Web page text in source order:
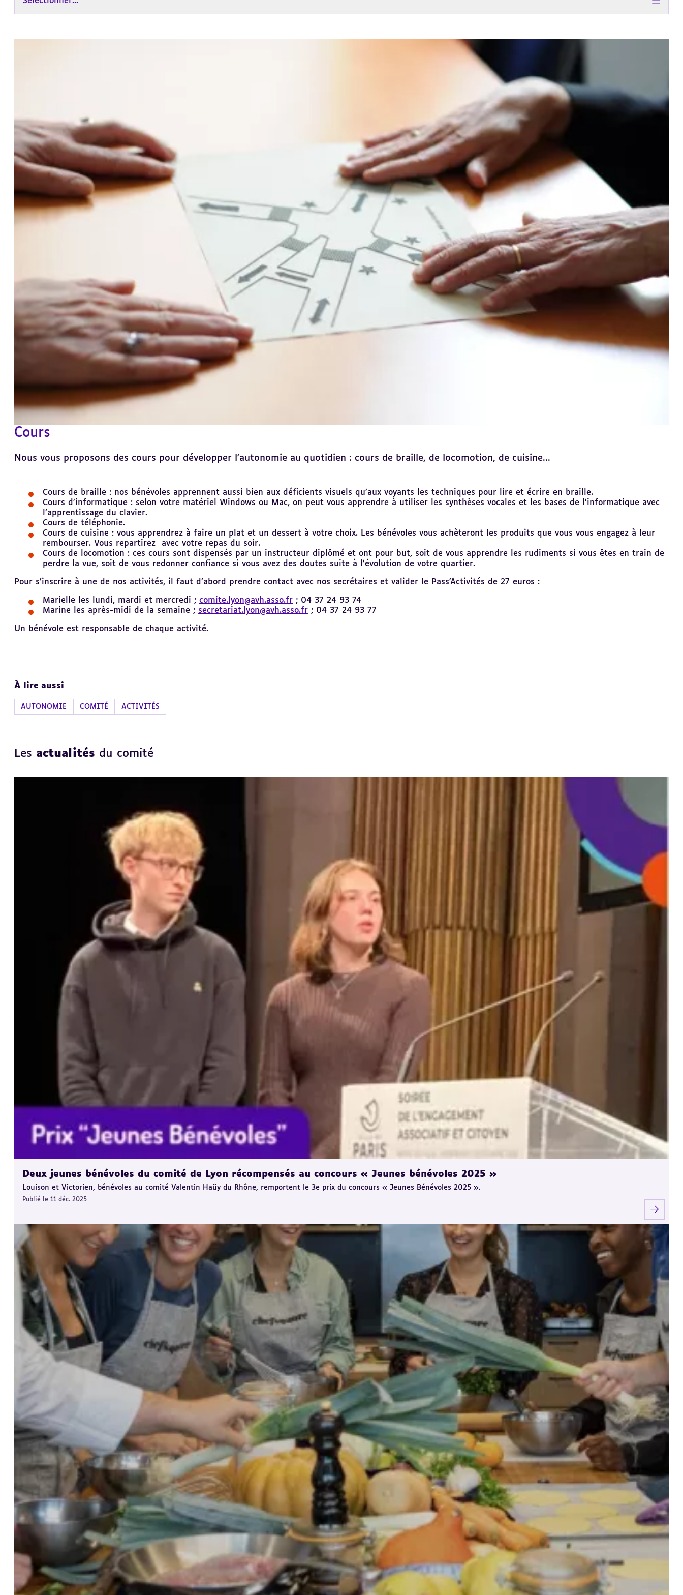
Cours
Nous vous proposons des cours pour développer l'autonomie au quotidien : cours de braille, de locomotion, de cuisine...
Cours de braille : nos bénévoles apprennent aussi bien aux déficients visuels qu’aux voyants les techniques pour lire et écrire en braille.
Cours d’informatique : selon votre matériel Windows ou Mac, on peut vous apprendre à utiliser les synthèses vocales et les bases de l’informatique avec
l’apprentissage du clavier.
Cours de téléphonie.
Cours de cuisine : vous apprendrez à faire un plat et un dessert à votre choix. Les bénévoles vous achèteront les produits que vous vous engagez à leur
rembourser. Vous repartirez
avec votre repas du soir.
Cours de locomotion : ces cours sont dispensés par un instructeur diplômé et ont pour but, soit de vous apprendre les rudiments si vous êtes en train de
perdre la vue, soit de vous redonner confiance si vous avez des doutes suite à l’évolution de votre quartier.
Pour s’inscrire à une de nos activités, il faut d’abord prendre contact avec nos secrétaires et valider le Pass'Activités de 27 euros :
Marielle les lundi, mardi et mercredi ; comite.lyon@avh.asso.fr ; 04 37 24 93 74
Marine les après-midi de la semaine ; secretariat.lyon@avh.asso.fr ; 04 37 24 93 77
Un bénévole est responsable de chaque activité.
Revenir
sommaire
À lire aussi
AUTONOMIE COMITÉ ACTIVITÉS
Les actualités du comité
Deux jeunes bénévoles du comité de Lyon récompensés au concours « Jeunes bénévoles 2025 »
Louison et Victorien, bénévoles au comité Valentin Haüy du Rhône, remportent le 3e prix du concours « Jeunes Bénévoles 2025 ».
Publié le 11 déc. 2025